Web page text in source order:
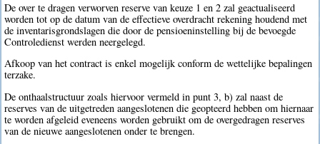
De over te dragen verworven reserve van keuze 1 en 2 zal geactualiseerd
worden tot op de datum van de effectieve overdracht rekening houdend met
de inventarisgrondslagen die door de pensioeninstelling bij de bevoegde
Controledienst werden neergelegd.
Afkoop van het contract is enkel mogelijk conform de wettelijke bepalingen
terzake.
De onthaalstructuur zoals hiervoor vermeld in punt 3, b) zal naast de
reserves van de uitgetreden aangeslotenen die geopteerd hebben om hiernaar
te worden afgeleid eveneens worden gebruikt om de overgedragen reserves
van de nieuwe aangeslotenen onder te brengen.